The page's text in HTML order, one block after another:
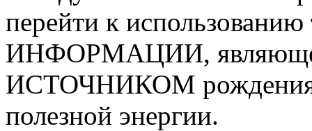
перейти к
ИНФОРМАЦИИ,
ИСТОЧНИКОМ рождения
полезной энергии.